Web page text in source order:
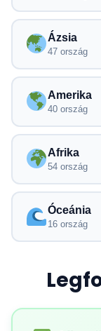
Ázsia
47 ország
Amerika
40 ország
Afrika
54 ország
Óceánia
16 ország